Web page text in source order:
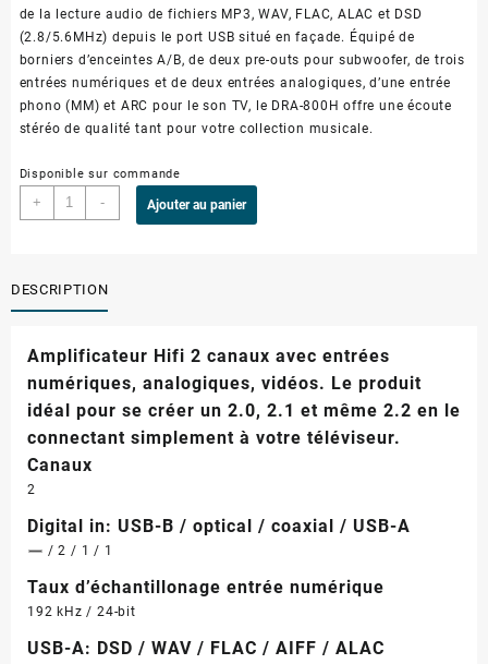
de la lecture audio de fichiers MP3, WAV, FLAC, ALAC et DSD
(2.8/5.6MHz) depuis le port USB situé en façade. Équipé de
borniers d’enceintes A/B, de deux pre-outs pour subwoofer, de trois
entrées numériques et de deux entrées analogiques, d’une entrée
phono (MM) et ARC pour le son TV, le DRA-800H offre une écoute
stéréo de qualité tant pour votre collection musicale.
Disponible sur commande
+ - Ajouter au panier
DESCRIPTION
Amplificateur Hifi 2 canaux avec entrées
numériques, analogiques, vidéos. Le produit
idéal pour se créer un 2.0, 2.1 et même 2.2 en le
connectant simplement à votre téléviseur.
Canaux
2
Digital in: USB-B / optical / coaxial / USB-A
/ 2 / 1 / 1
Taux d’échantillonage entrée numérique
192 kHz / 24-bit
USB-A: DSD / WAV / FLAC / AIFF / ALAC